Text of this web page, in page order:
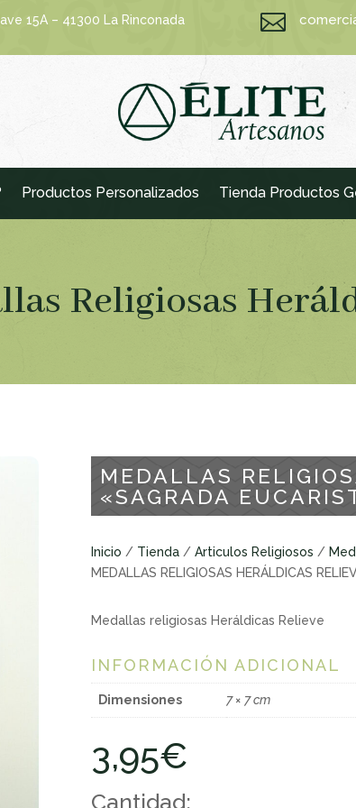
15A – 41300 La Rinconada

Productos Personalizados Tienda Productos
Religiosas
MEDALLAS
«SAGRADA
Inicio / Tienda /Articulos Religiosos /
MEDALLAS RELIGIOSAS HERÁLDICAS
Medallas religiosas Heráldicas Relieve
INFORMACIÓN ADICIONAL
Dimensiones 7 × 7 cm
3,95€
Cantidad: